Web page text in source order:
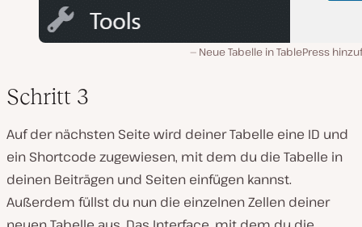
Neue Tabelle in TablePress
Schritt 3
Auf der nächsten Seite wird deiner Tabelle eine ID und
ein Shortcode zugewiesen, mit dem du die Tabelle in
deinen Beiträgen und Seiten einfügen kannst.
Außerdem füllst du nun die einzelnen Zellen deiner